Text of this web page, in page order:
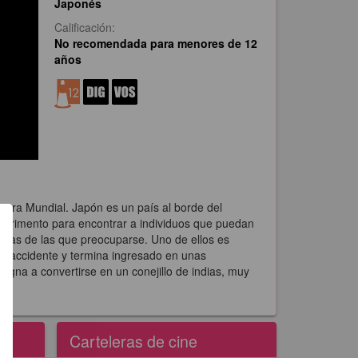
Calificación:
No recomendada para menores de 12
años
Mundial. Japón es un país al borde del
para encontrar a individuos que puedan
de las que preocuparse. Uno de ellos es
accidente y termina ingresado en unas
a convertirse en un conejillo de indias, muy
Carteleras de cine